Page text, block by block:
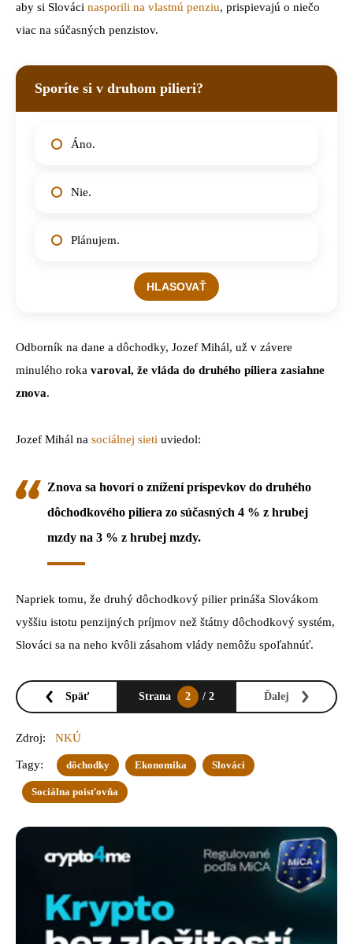
aby si Slováci nasporili na vlastnú penziu, prispievajú o niečo
viac na súčasných penzistov.
Sporíte si v druhom pilieri?
Áno.
Nie.
Plánujem.
Odborník na dane a dôchodky, Jozef Mihál, už v závere
minulého roka varoval, že vláda do druhého piliera zasiahne
znova.
Jozef Mihál na sociálnej sieti uviedol:
Znova sa hovorí o znížení príspevkov do druhého
dôchodkového piliera zo súčasných 4 % z hrubej
mzdy na 3 % z hrubej mzdy.
Napriek tomu, že druhý dôchodkový pilier prináša Slovákom
vyššiu istotu penzijných príjmov než štátny dôchodkový systém,
Slováci sa na neho kvôli zásahom vlády nemôžu spoľahnúť.
Späť Strana 2 / 2 Ďalej
Zdroj: NKÚ
Tagy: dôchodky Ekonomika Slováci
Sociálna poisťovňa